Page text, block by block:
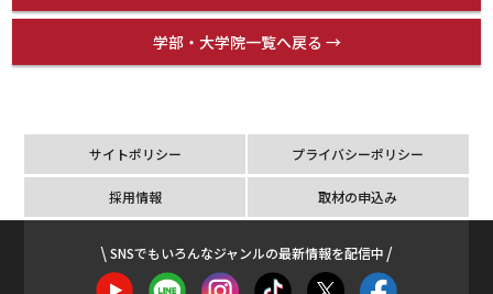
学部・大学院一覧へ戻る →
サイトポリシー プライバシーポリシー
採用情報 取材の申込み
SNSでもいろんなジャンルの最新情報を配信中